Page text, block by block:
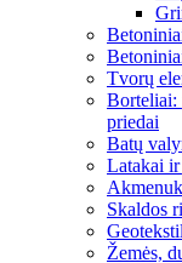
Tvorų
Borteliai:
priedai
Batų
Latakai
Skaldos
Žemės,